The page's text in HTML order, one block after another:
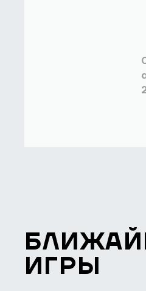
ИГРЫ